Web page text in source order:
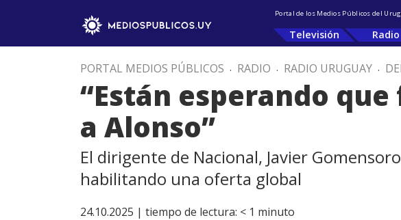
Portal de los Medios Públicos del
Televisión Radio
PORTAL MEDIOS PÚBLICOS . RADIO . RADIO URUGUAY .
“Están esperando
a Alonso”
El dirigente de Nacional, Javier
habilitando una oferta global
24.10.2025 | tiempo de lectura: < 1 minuto